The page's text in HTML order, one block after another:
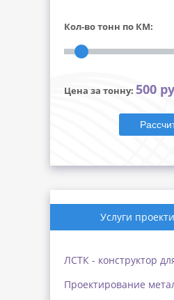
Кол-во тонн по КМ:
Цена за тонну: 500
Услуги
ЛСТК - конструктор
Проектирование